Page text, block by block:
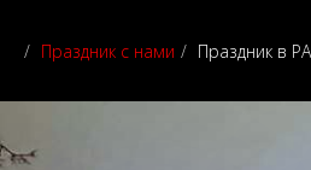
Праздник с нами Праздник в